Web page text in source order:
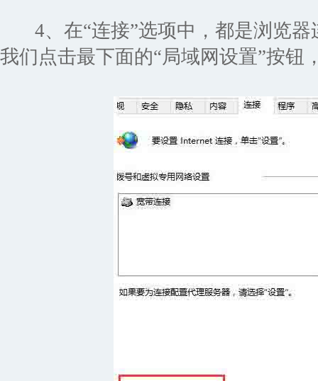
4、在“连接”选项中，都是浏览器
我们点击最下面的“局域网设置”按钮